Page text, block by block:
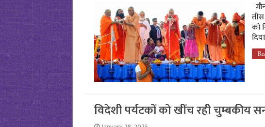
को
विदेशी पर्यटकों को खींच रही चुम्बकीय